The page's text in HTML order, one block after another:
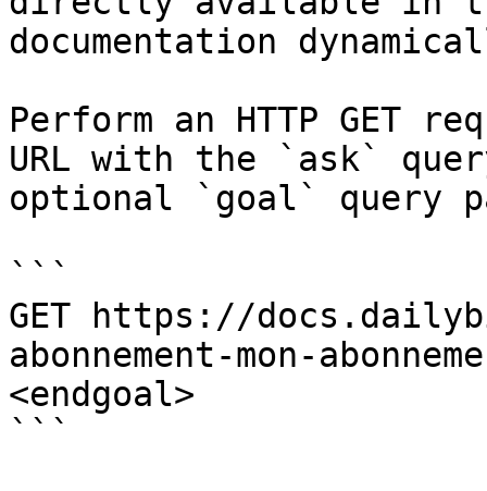
documentation
Perform an HTTP GET
URL with the `ask`
optional `goal` query
```
GET https://
abonnement-mon-
<endgoal>
```